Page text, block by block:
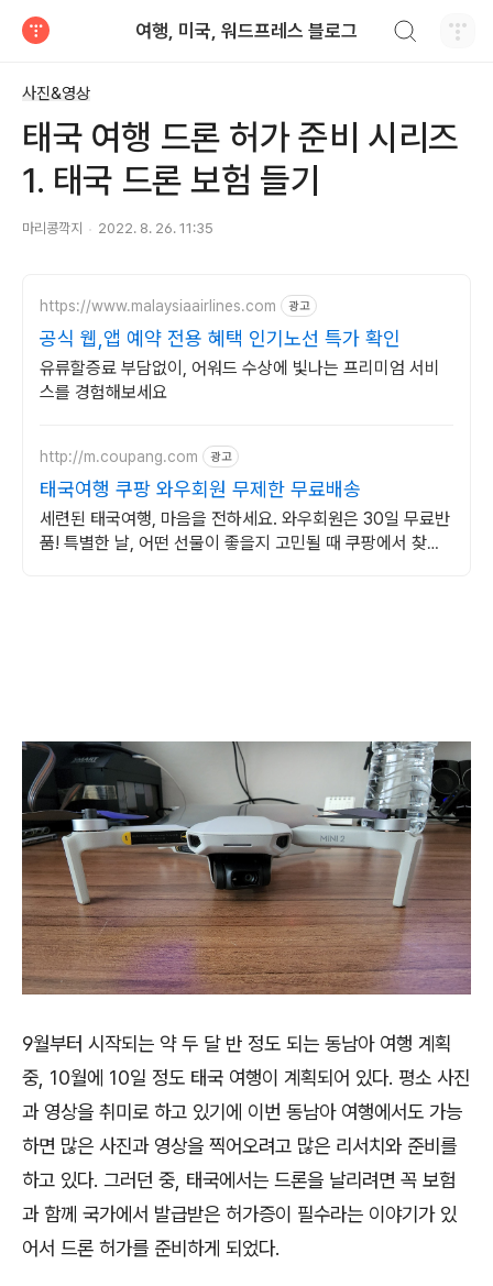
여행, 미국, 워드프레스 블로그
사진&영상
태국 여행 드론 허가 준비 시리즈
1. 태국 드론 보험 들기
마리콩깍지 2022. 8. 26. 11:35
https://www.malaysiaairlines.com 광고
공식 웹,앱 예약 전용 혜택 인기노선 특가 확인
유류할증료 부담없이, 어워드 수상에 빛나는 프리미엄 서비
스를 경험해보세요
http://m.coupang.com 광고
태국여행 쿠팡 와우회원 무제한 무료배송
세련된 태국여행, 마음을 전하세요. 와우회원은 30일 무료반
품! 특별한 날, 어떤 선물이 좋을지 고민될 때 쿠팡에서 찾아
9월부터 시작되는 약 두 달 반 정도 되는 동남아 여행 계획
중, 10월에 10일 정도 태국 여행이 계획되어 있다. 평소 사진
과 영상을 취미로 하고 있기에 이번 동남아 여행에서도 가능
하면 많은 사진과 영상을 찍어오려고 많은 리서치와 준비를
하고 있다. 그러던 중, 태국에서는 드론을 날리려면 꼭 보험
과 함께 국가에서 발급받은 허가증이 필수라는 이야기가 있
어서 드론 허가를 준비하게 되었다.